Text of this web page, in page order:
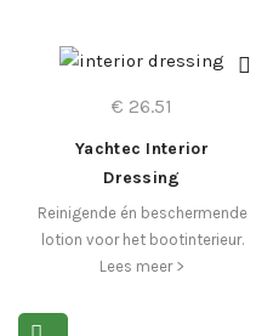
€ 26.51
Yachtec Interior
Dressing
Reinigende én beschermende
lotion voor het bootinterieur.
Lees meer >